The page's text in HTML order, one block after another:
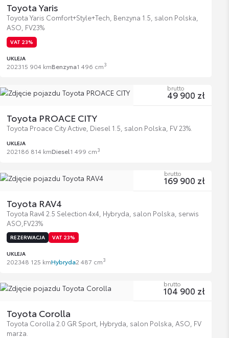
Toyota Yaris
Toyota Yaris Comfort+Style+Tech, Benzyna 1.5, salon Polska,
ASO, FV23%
VAT 23%
UKLEJA
202315 904 kmBenzyna1 496 cm3
Toyota PROACE CITY
Toyota Proace City Active, Diesel 1.5, salon Polska, FV 23%.
UKLEJA
202186 814 kmDiesel1 499 cm3
brutto
49 900 zł
Toyota RAV4
Toyota Rav4 2.5 Selection 4x4, Hybryda, salon Polska, serwis
ASO,FV23%
REZERWACJA VAT 23%
UKLEJA
202348 125 kmHybryda2 487 cm3
brutto
169 900 zł
Toyota Corolla
Toyota Corolla 2.0 GR Sport, Hybryda, salon Polska, ASO, FV
marża.
brutto
104 900 zł